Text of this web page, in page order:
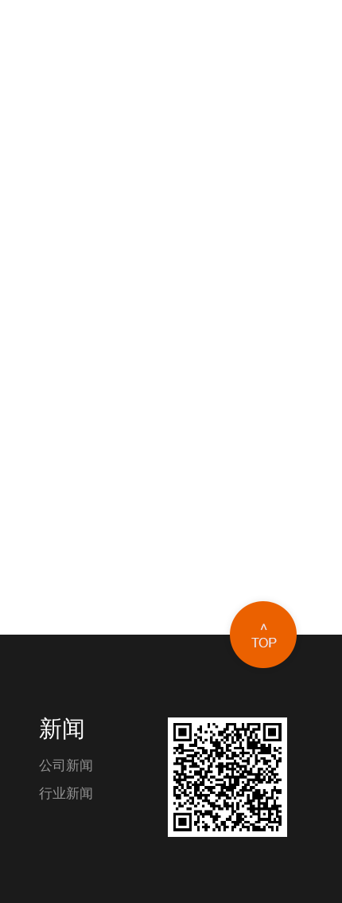
新闻
公司新闻
行业新闻